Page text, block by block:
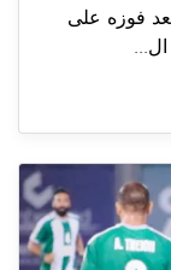
فوزه على